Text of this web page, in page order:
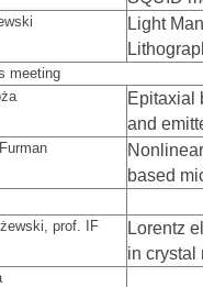
Light
meeting
Epitaxial
and
based
prof. IF
Lorentz
in crystal